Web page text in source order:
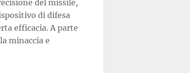
del missile,
di difesa
efficacia. A parte
minaccia e